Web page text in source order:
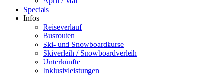
Specials
Infos
Reiseverlauf
Busrouten
Ski- und Snowboardkurse
Skiverleih / Snowboardverleih
Unterkünfte
Inklusivleistungen